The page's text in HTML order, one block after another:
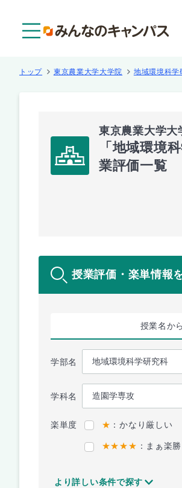
トップ 東京農業大学大学院 地域環境科学
東京農業大学大
「地域環境
業評価一覧
授業評価・楽単情報
授業名か
学部名
学科名
楽単度 ★ ：かなり厳しい
★★★★ ：まぁ楽勝
より詳しい条件で探す